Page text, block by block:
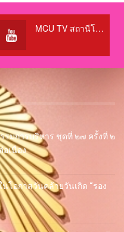
MCU TV สถานีโทรทัศน์เพื่อการศึกษา @OfficialTBCChannel
รมการบริหาร ชุดที่ ๒๗ ครั้งที่ ๒
เนื่อง
โอกาสวันคล้ายวันเกิด “รอง